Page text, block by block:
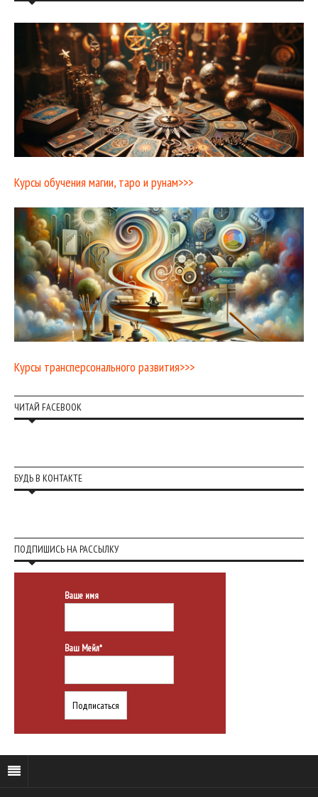
Курсы обучения магии, таро и рунам>>>
Курсы трансперсонального развития>>>
ЧИТАЙ FACEBOOK
БУДЬ В КОНТАКТЕ
ПОДПИШИСЬ НА РАССЫЛКУ
Ваше имя
Ваш Мейл*